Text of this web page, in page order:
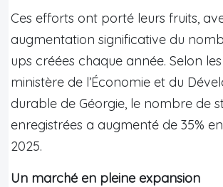
Ces efforts ont porté leurs fruits,
augmentation significative du
ups créées chaque année. Selon
ministère de l’Économie et du
durable de Géorgie, le nombre de
enregistrées a augmenté de 35%
2025.
Un marché en pleine expansion